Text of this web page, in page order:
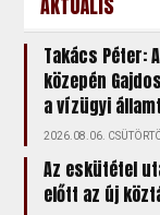
Takács Péter:
közepén
a vízügyi
2026.08.06.
Az eskütétel
előtt az új